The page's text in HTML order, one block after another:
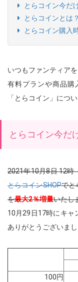
とらコイン今だ
とらコインとは？
とらコイン購入
いつもファンティア
有料プランや商品購
「とらコイン」につ
とらコイン今だ
2021年10月8日 12時
とらコインSHOPでと
を最大2％増量いたし
10月29日17時にキャ
ありがとうございまし
100円